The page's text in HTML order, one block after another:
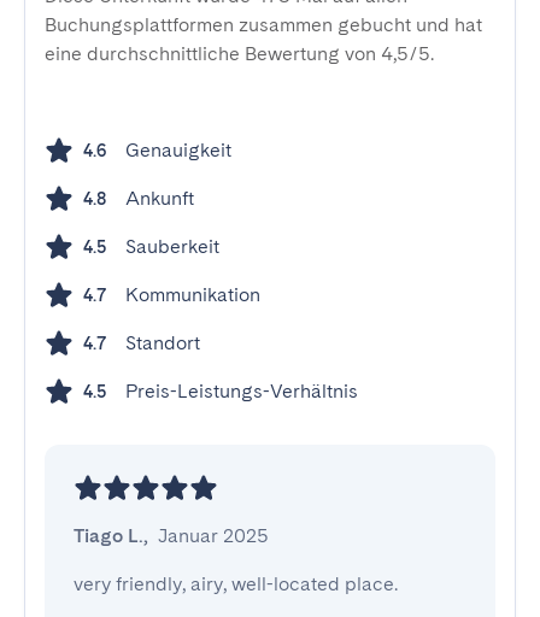
Buchungsplattformen zusammen gebucht und hat
eine durchschnittliche Bewertung von 4,5/5.
4.6 Genauigkeit
4.8 Ankunft
4.5 Sauberkeit
4.7 Kommunikation
4.7 Standort
4.5 Preis-Leistungs-Verhältnis
Tiago L., Januar 2025
very friendly, airy, well-located place.